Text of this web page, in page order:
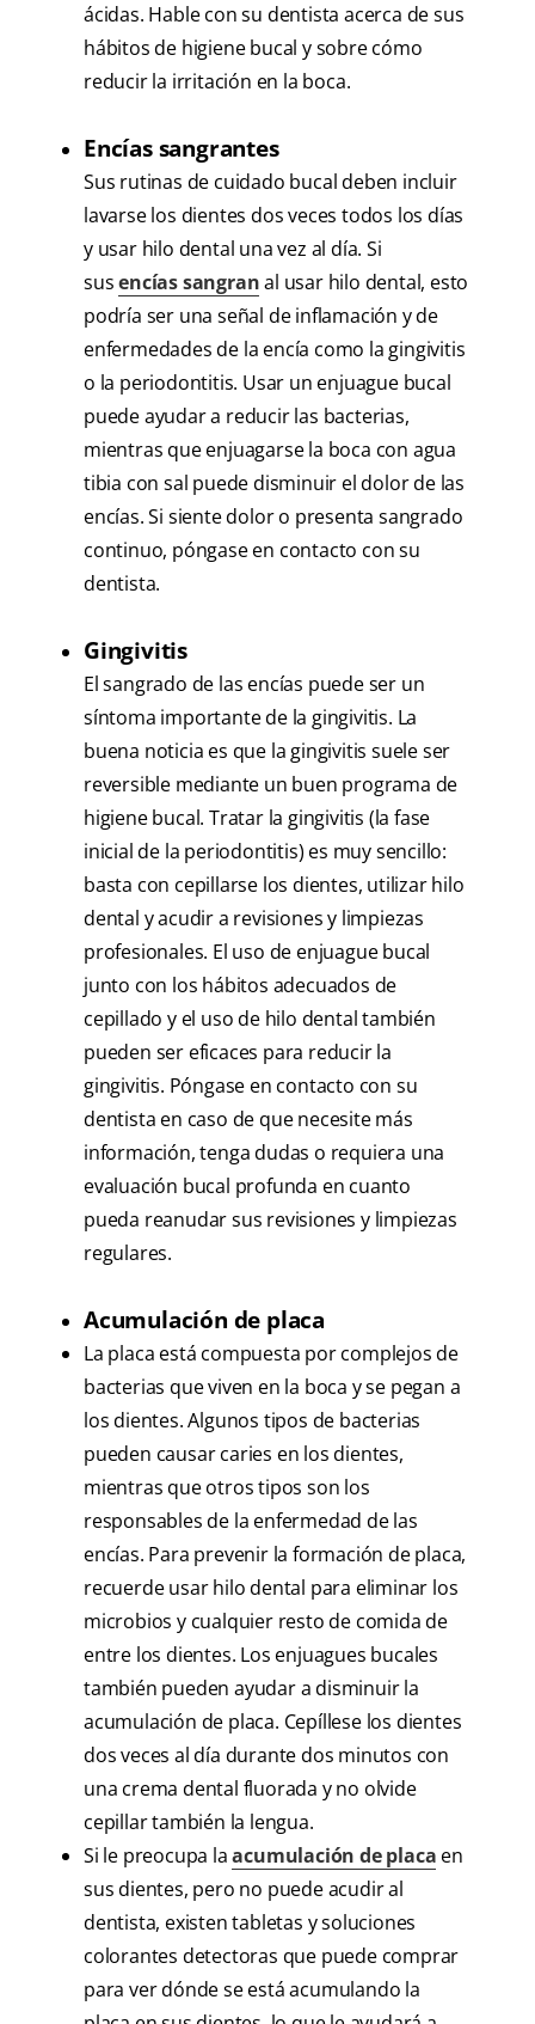
ácidas. Hable con su dentista acerca de sus
hábitos de higiene bucal y sobre cómo
reducir la irritación en la boca.
Encías sangrantes
Sus rutinas de cuidado bucal deben incluir
lavarse los dientes dos veces todos los días
y usar hilo dental una vez al día. Si
susencías sangranal usar hilo dental, esto
podría ser una señal de inflamación y de
enfermedades de la encía como la gingivitis
o la periodontitis. Usar un enjuague bucal
puede ayudar a reducir las bacterias,
mientras que enjuagarse la boca con agua
tibia con sal puede disminuir el dolor de las
encías. Si siente dolor o presenta sangrado
continuo, póngase en contacto con su
dentista.
Gingivitis
El sangrado de las encías puede ser un
síntoma importante de la gingivitis. La
buena noticia es que la gingivitis suele ser
reversible mediante un buen programa de
higiene bucal. Tratar la gingivitis (la fase
inicial de la periodontitis) es muy sencillo:
basta con cepillarse los dientes, utilizar hilo
dental y acudir a revisiones y limpiezas
profesionales. El uso de enjuague bucal
junto con los hábitos adecuados de
cepillado y el uso de hilo dental también
pueden ser eficaces para reducir la
gingivitis. Póngase en contacto con su
dentista en caso de que necesite más
información, tenga dudas o requiera una
evaluación bucal profunda en cuanto
pueda reanudar sus revisiones y limpiezas
regulares.
Acumulación de placa
La placa está compuesta por complejos de
bacterias que viven en la boca y se pegan a
los dientes. Algunos tipos de bacterias
pueden causar caries en los dientes,
mientras que otros tipos son los
responsables de la enfermedad de las
encías. Para prevenir la formación de placa,
recuerde usar hilo dental para eliminar los
microbios y cualquier resto de comida de
entre los dientes. Los enjuagues bucales
también pueden ayudar a disminuir la
acumulación de placa. Cepíllese los dientes
dos veces al día durante dos minutos con
una crema dental fluorada y no olvide
cepillar también la lengua.
Si le preocupa laacumulación de placa en
sus dientes, pero no puede acudir al
dentista, existen tabletas y soluciones
colorantes detectoras que puede comprar
para ver dónde se está acumulando la